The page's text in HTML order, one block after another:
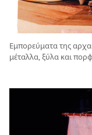
Εμπορεύματα της
μέταλλα, ξύλα και